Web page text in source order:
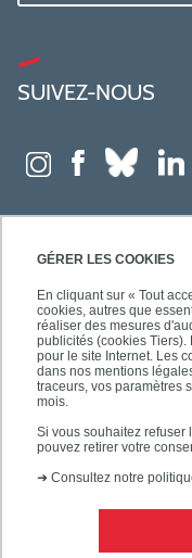
GÉRER LES COOKIES
En cliquant sur « Tout
cookies, autres que
réaliser des mesures
publicités (cookies
pour le site Internet. Les
dans nos mentions
traceurs, vos paramètres
mois.
Si vous souhaitez refuser
pouvez retirer votre
➜ Consultez notre
SUIVEZ-NOUS